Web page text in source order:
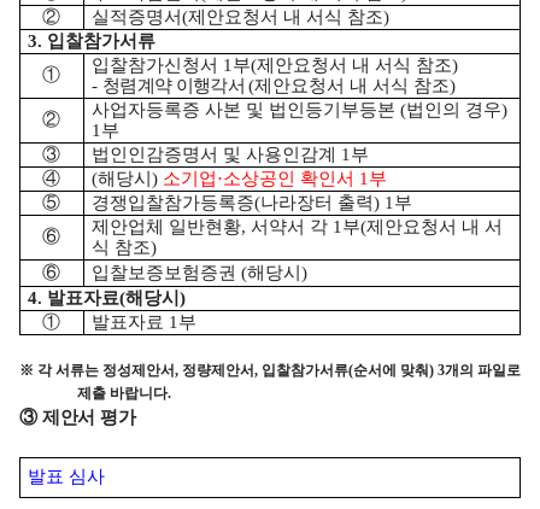
②
실적증명서(제안요청서 내 서식 참조)
3. 입찰참가서류
①
입찰참가신청서 1 부(제안요청서 내 서식 참조)
- 청렴계약 이행각서(제안요청서 내 서식 참조)
②
사업자등록증 사본 및 법인등기부등본 (법인의 경우)
1 부
③
법인인감증명서 및 사용인감계 1 부
④
(해당시 ) 소기업·소상공인 확인서 1 부
⑤
경쟁입찰참가등록증(나라장터 출력) 1 부
⑥
제안업체 일반현황, 서약서 각 1 부(제안요청서 내 서
식 참조)
⑥
입찰보증보험증권 (해당시 )
4. 발표자료(해당시 )
①
발표자료 1 부
※ 각 서류는 정성제안서, 정량제안서, 입찰참가서류(순서에 맞춰) 3개의 파일로
제출 바랍니다.
③ 제안서 평가
발표 심사